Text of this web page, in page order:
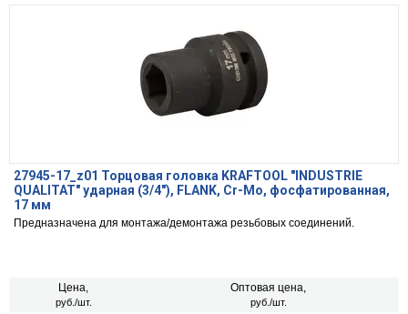
27945-17_z01 Торцовая головка KRAFTOOL "INDUSTRIE
QUALITAT" ударная (3/4"), FLANK, Cr-Mo, фосфатированная,
17 мм
Предназначена для монтажа/демонтажа резьбовых соединений.
Цена,
руб./шт.
Оптовая цена,
руб./шт.